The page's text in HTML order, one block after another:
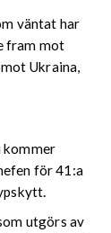
väntat har
fram mot
Ukraina,
kommer
för 41:a
utgörs av